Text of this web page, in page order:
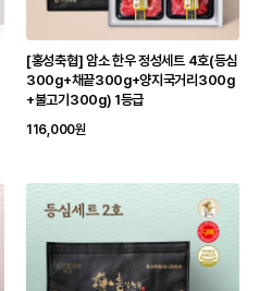
[홍성축협] 암소 한우 정성세트 4호(등심
300g+채끝300g+양지국거리300g
+불고기300g) 1등급
116,000원